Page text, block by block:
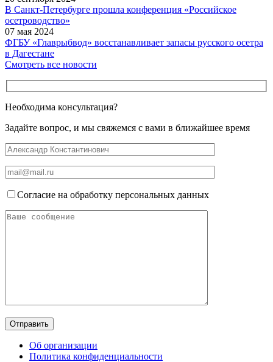
В Санкт-Петербурге прошла конференция «Российское
осетроводство»
07 мая 2024
ФГБУ «Главрыбвод» восстанавливает запасы русского осетра
в Дагестане
Смотреть все новости
Необходима консультация?
Задайте вопрос, и мы свяжемся с вами в ближайшее время
Согласие на обработку персональных данных
Об организации
Политика конфиденциальности